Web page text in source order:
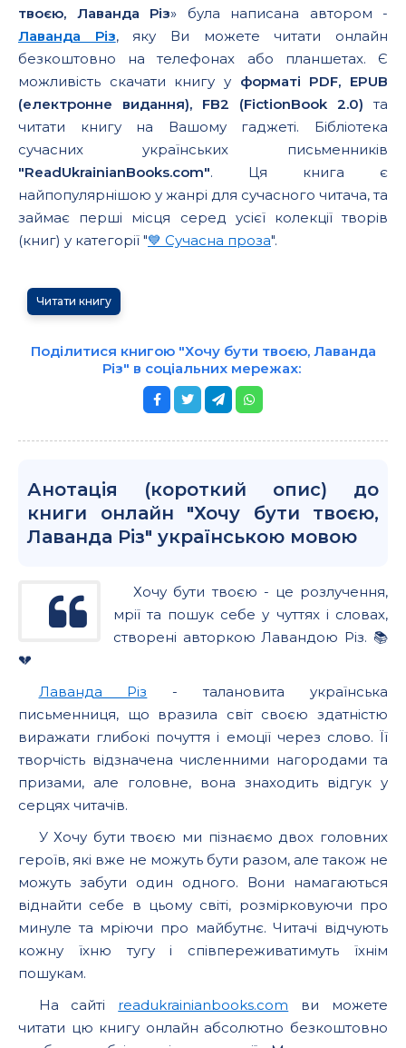
твоєю, Лаванда Різ» була написана автором -
Лаванда Різ, яку Ви можете читати онлайн
безкоштовно на телефонах або планшетах. Є
можливість скачати книгу у форматі PDF, EPUB
(електронне видання), FB2 (FictionBook 2.0) та
читати книгу на Вашому гаджеті. Бібліотека
сучасних українських письменників
"ReadUkrainianBooks.com". Ця книга є
найпопулярнішою у жанрі для сучасного читача, та
займає перші місця серед усієї колекції творів
(книг) у категорії "💙 Сучасна проза".
Читати книгу
Поділитися книгою "Хочу бути твоєю, Лаванда
Різ" в соціальних мережах:
Анотація (короткий опис) до
книги онлайн "Хочу бути твоєю,
Лаванда Різ" українською мовою
Хочу бути твоєю - це розлучення,
мрії та пошук себе у чуттях і словах,
створені авторкою Лавандою Різ. 📚
💔
Лаванда Різ - талановита українська
письменниця, що вразила світ своєю здатністю
виражати глибокі почуття і емоції через слово. Її
творчість відзначена численними нагородами та
призами, але головне, вона знаходить відгук у
серцях читачів.
У Хочу бути твоєю ми пізнаємо двох головних
героїв, які вже не можуть бути разом, але також не
можуть забути один одного. Вони намагаються
віднайти себе в цьому світі, розмірковуючи про
минуле та мріючи про майбутнє. Читачі відчують
кожну їхню тугу і співпереживатимуть їхнім
пошукам.
На сайті readukrainianbooks.com ви можете
читати цю книгу онлайн абсолютно безкоштовно